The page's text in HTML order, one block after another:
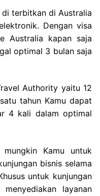
terbitkan di Australia
Dengan visa
Australia kapan saja
optimal 3 bulan saja
Authority yaitu 12
tahun Kamu dapat
4 kali dalam optimal
Kamu untuk
bisnis selama
untuk kunjungan
layanan